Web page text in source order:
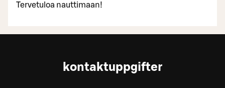
Tervetuloa nauttimaan!
kontaktuppgifter